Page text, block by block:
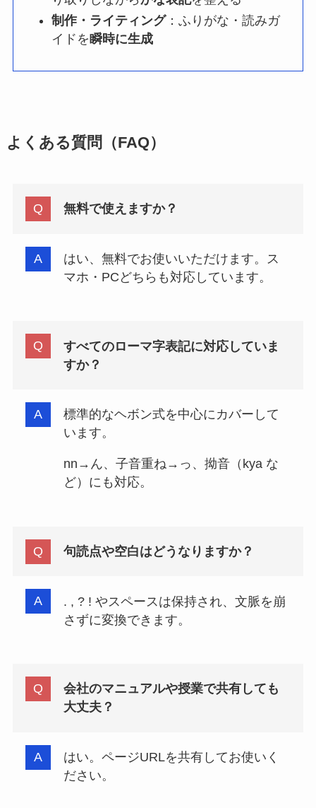
制作・ライティング：ふりがな・読みガ
イドを瞬時に生成
よくある質問（FAQ）
無料で使えますか？
はい、無料でお使いいただけます。ス
マホ・PCどちらも対応しています。
すべてのローマ字表記に対応していま
すか？
標準的なヘボン式を中心にカバーして
います。
nn→ん、子音重ね→っ、拗音（kya な
ど）にも対応。
句読点や空白はどうなりますか？
. , ? ! やスペースは保持され、文脈を崩
さずに変換できます。
会社のマニュアルや授業で共有しても
大丈夫？
はい。ページURLを共有してお使いく
ださい。